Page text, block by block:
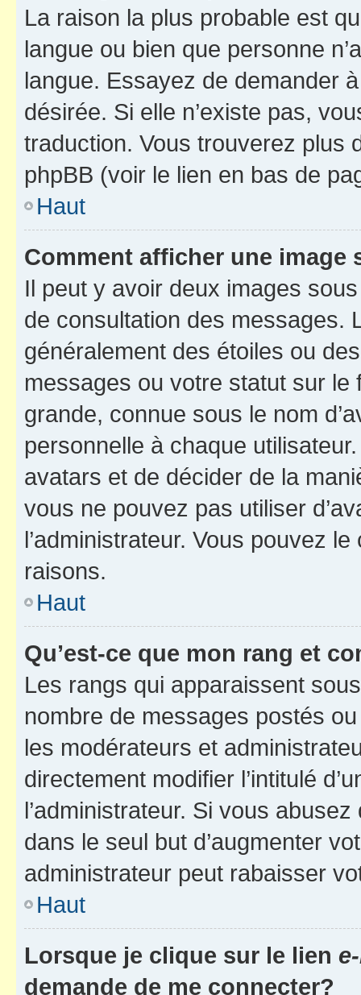
La raison la plus probable est
langue ou bien que personne
langue. Essayez de demander
désirée. Si elle n’existe pas,
traduction. Vous trouverez plus
phpBB (voir le lien en bas de
Haut
Comment afficher une image
Il peut y avoir deux images
de consultation des messages.
généralement des étoiles ou
messages ou votre statut sur
grande, connue sous le nom
personnelle à chaque utilisateur.
avatars et de décider de la
vous ne pouvez pas utiliser
l’administrateur. Vous pouvez
raisons.
Haut
Qu’est-ce que mon rang et
Les rangs qui apparaissent
nombre de messages postés
les modérateurs et
directement modifier l’intitulé
l’administrateur. Si vous
dans le seul but d’augmenter
administrateur peut rabaisser
Haut
Lorsque je clique sur le lien
demande de me connecter?